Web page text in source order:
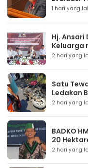
1 hari yang
Hj. Ansari
Keluarga
2 hari yang
Satu
Ledakan
2 hari yang
BADKO
20
2 hari yang